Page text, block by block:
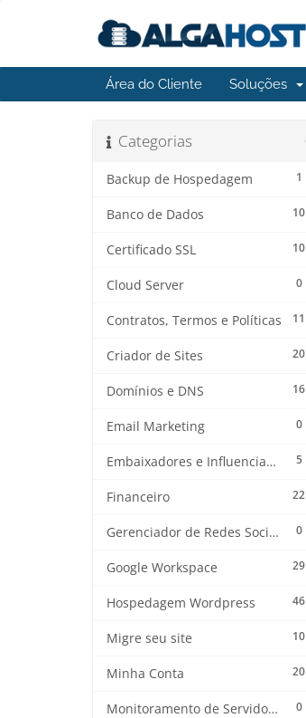
Área do Cliente Soluções
Categorias
1
Backup de Hospedagem
10
Banco de Dados
10
Certificado SSL
0
Cloud Server
11
Contratos, Termos e Políticas
20
Criador de Sites
16
Domínios e DNS
0
Email Marketing
5
Embaixadores e Influenciadores
22
Financeiro
0
Gerenciador de Redes Sociais
29
Google Workspace
46
Hospedagem Wordpress
10
Migre seu site
20
Minha Conta
0
Monitoramento de Servidores